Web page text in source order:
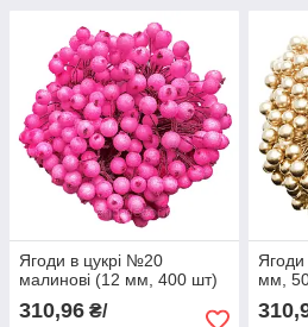
Ягоди в цукрі №20
малинові (12 мм, 400 шт)
310,96 ₴/
Ягоди
мм,